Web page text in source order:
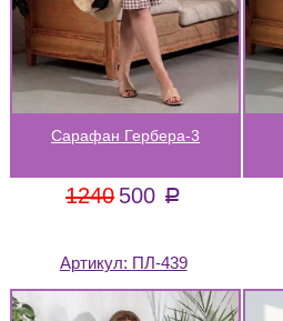
Сарафан Гербера-3
1240 500 a
Артикул: ПЛ-439